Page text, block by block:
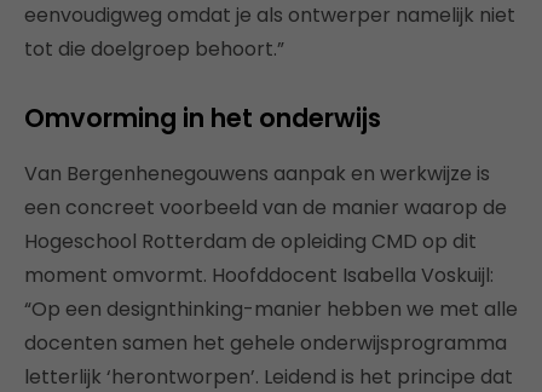
eenvoudigweg omdat je als ontwerper namelijk niet
tot die doelgroep behoort.”
Omvorming in het onderwijs
Van Bergenhenegouwens aanpak en werkwijze is
een concreet voorbeeld van de manier waarop de
Hogeschool Rotterdam de opleiding CMD op dit
moment omvormt. Hoofddocent Isabella Voskuijl:
“Op een designthinking-manier hebben we met alle
docenten samen het gehele onderwijsprogramma
letterlijk ‘herontworpen’. Leidend is het principe dat